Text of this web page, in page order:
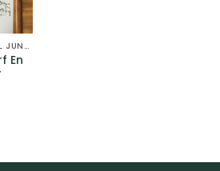
DÉCORATION MURALE MÉTAL JUNGLE
En